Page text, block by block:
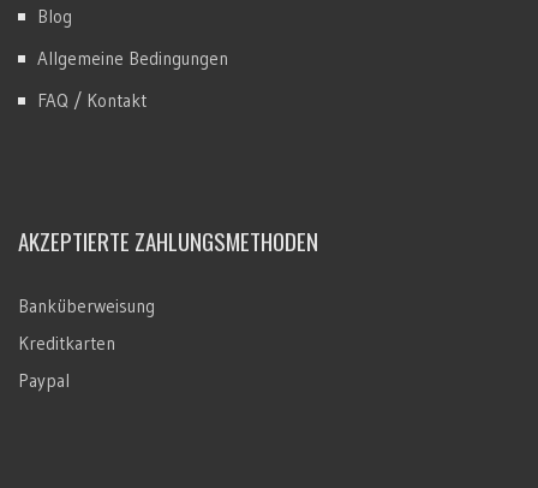
Blog
Allgemeine Bedingungen
FAQ / Kontakt
AKZEPTIERTE ZAHLUNGSMETHODEN
Banküberweisung
Kreditkarten
Paypal